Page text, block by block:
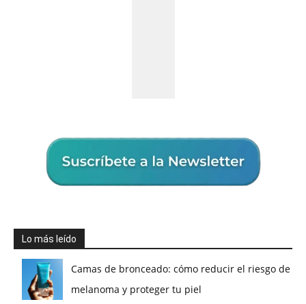
Lo más leído
Camas de bronceado: cómo reducir el riesgo de
melanoma y proteger tu piel